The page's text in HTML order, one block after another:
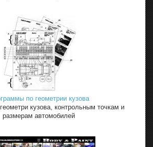
по геометрии кузова
кузова, контрольным точкам и
размерам автомобилей